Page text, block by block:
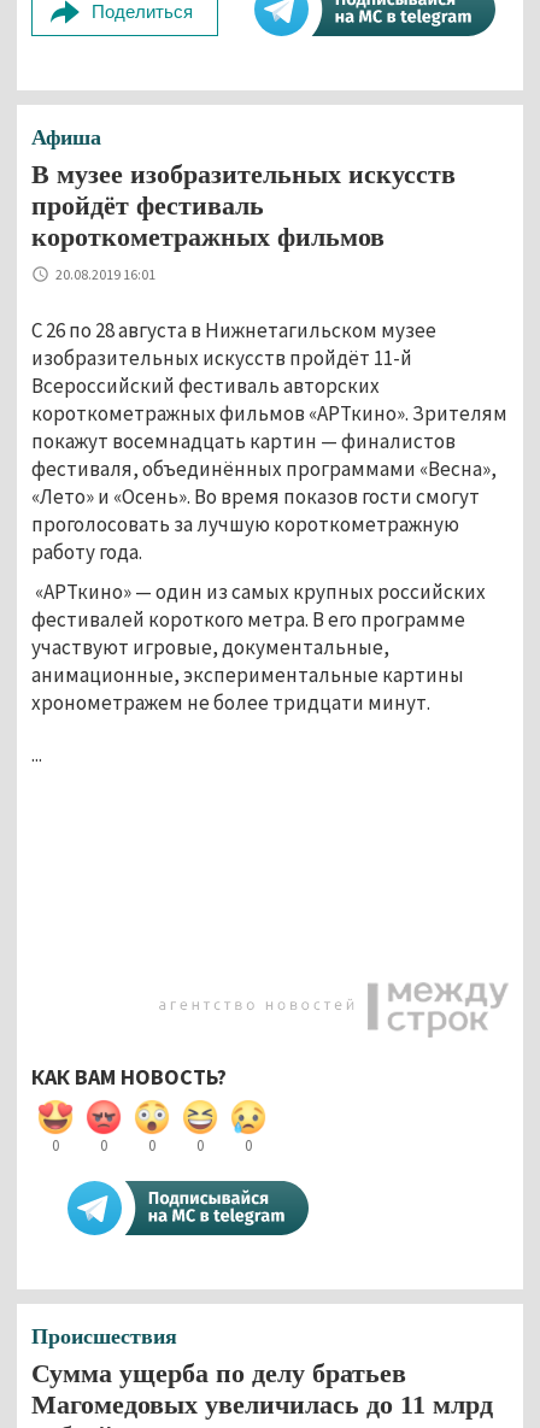
Поделиться
Афиша
В музее изобразительных искусств
пройдёт фестиваль
короткометражных фильмов
20.08.2019 16:01
С 26 по 28 августа в Нижнетагильском музее
изобразительных искусств пройдёт 11-й
Всероссийский фестиваль авторских
короткометражных фильмов «АРТкино». Зрителям
покажут восемнадцать картин — финалистов
фестиваля, объединённых программами «Весна»,
«Лето» и «Осень». Во время показов гости смогут
проголосовать за лучшую короткометражную
работу года.
«АРТкино» — один из самых крупных российских
фестивалей короткого метра. В его программе
участвуют игровые, документальные,
анимационные, экспериментальные картины
хронометражем не более тридцати минут.
...
КАК ВАМ НОВОСТЬ?
0 0 0 0 0
Происшествия
Сумма ущерба по делу братьев
Магомедовых увеличилась до 11 млрд